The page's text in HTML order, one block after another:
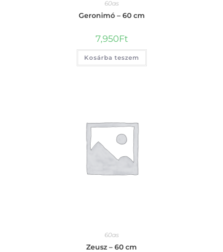
60as
Geronimó – 60 cm
7,950Ft
Kosárba teszem
60as
Zeusz – 60 cm